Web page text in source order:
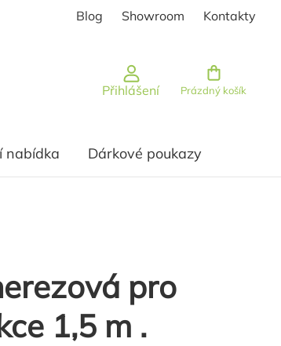
Blog Showroom Kontakty
Přihlášení Nákupní košík
Prázdný košík
nabídka Dárkové poukazy
pro
1,5 m .